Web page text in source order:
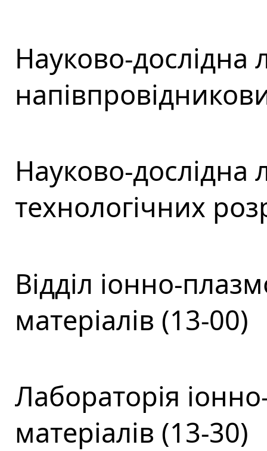
Науково-дослідна
Науково-дослідна
технологічних
Відділ іонно-
матеріалів (13-00)
Лабораторія
матеріалів (13-30)